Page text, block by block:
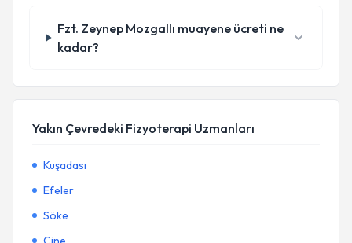
Fzt. Zeynep Mozgallı muayene ücreti ne
kadar?
Yakın Çevredeki Fizyoterapi Uzmanları
Kuşadası
Efeler
Söke